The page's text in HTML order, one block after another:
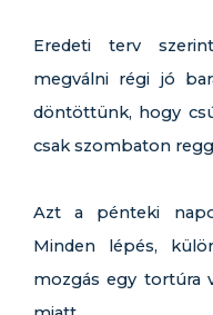
Eredeti terv
megválni régi jó
döntöttünk, hogy
csak szombaton
Azt a pénteki
Minden lépés,
mozgás egy tortúra